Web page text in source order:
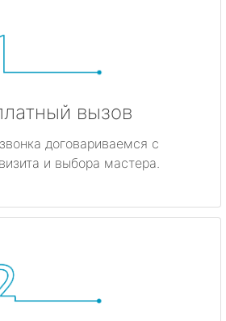
вызов
договариваемся с
и выбора мастера.